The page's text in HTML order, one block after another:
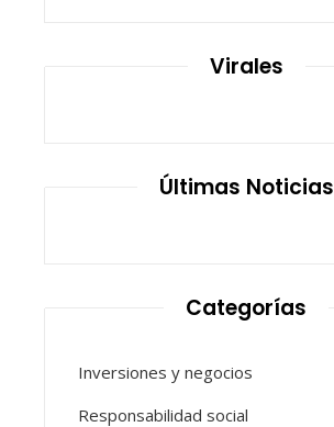
Virales
Últimas Noticias
Categorías
Inversiones y negocios
Responsabilidad social